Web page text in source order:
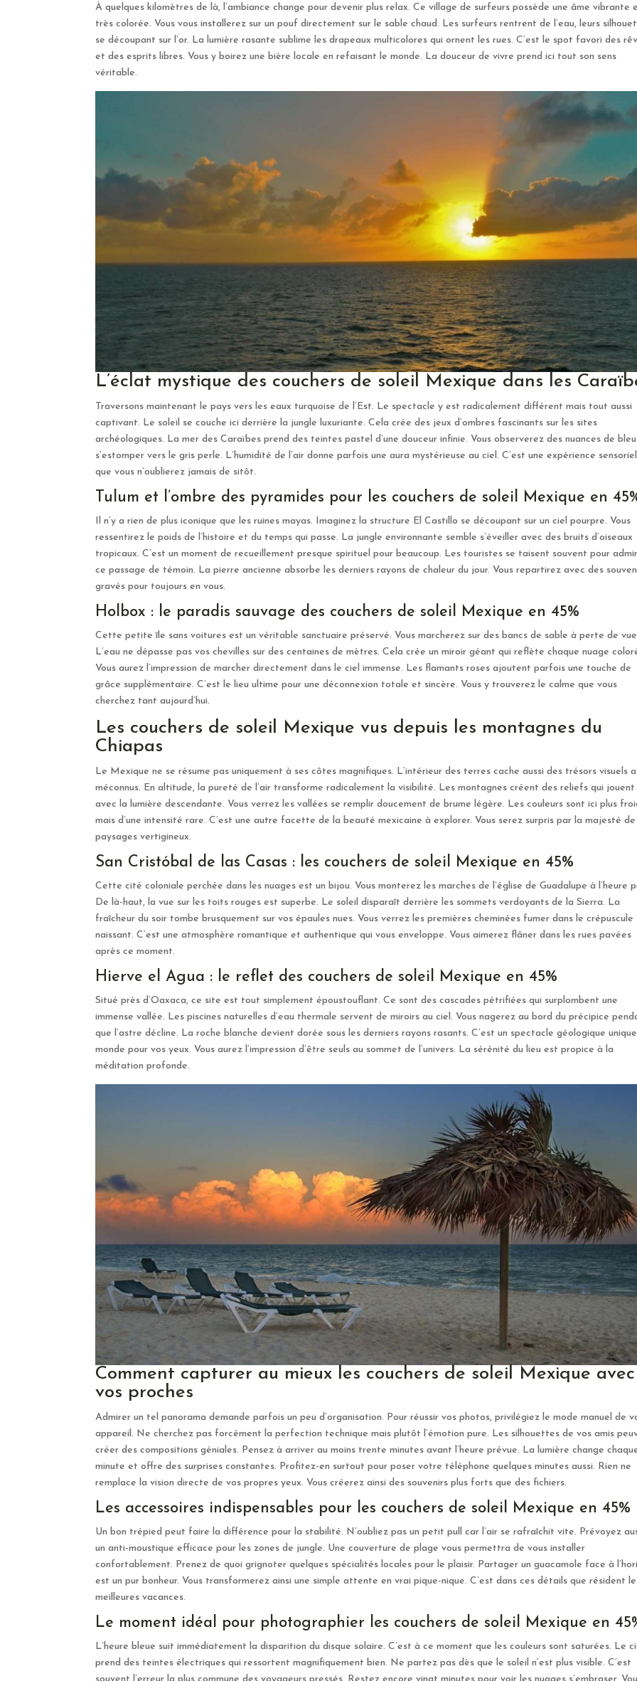
À quelques kilomètres de là, l’ambiance change pour devenir plus relax. Ce village de surfeurs possède une âme vibrante
très colorée. Vous vous installerez sur un pouf directement sur le sable chaud. Les surfeurs rentrent de l’eau, leurs
se découpant sur l’or. La lumière rasante sublime les drapeaux multicolores qui ornent les rues. C’est le spot favori des
et des esprits libres. Vous y boirez une bière locale en refaisant le monde. La douceur de vivre prend ici tout son sens
véritable.
L’éclat mystique des couchers de soleil Mexique dans les
Traversons maintenant le pays vers les eaux turquoise de l’Est. Le spectacle y est radicalement différent mais tout aussi
captivant. Le soleil se couche ici derrière la jungle luxuriante. Cela crée des jeux d’ombres fascinants sur les sites
archéologiques. La mer des Caraïbes prend des teintes pastel d’une douceur infinie. Vous observerez des nuances de bleu
s’estomper vers le gris perle. L’humidité de l’air donne parfois une aura mystérieuse au ciel. C’est une expérience
que vous n’oublierez jamais de sitôt.
Tulum et l’ombre des pyramides pour les couchers de soleil Mexique en
Il n’y a rien de plus iconique que les ruines mayas. Imaginez la structure El Castillo se découpant sur un ciel pourpre. Vous
ressentirez le poids de l’histoire et du temps qui passe. La jungle environnante semble s’éveiller avec des bruits d’oiseaux
tropicaux. C’est un moment de recueillement presque spirituel pour beaucoup. Les touristes se taisent souvent pour
ce passage de témoin. La pierre ancienne absorbe les derniers rayons de chaleur du jour. Vous repartirez avec des
gravés pour toujours en vous.
Holbox : le paradis sauvage des couchers de soleil Mexique en 45%
Cette petite île sans voitures est un véritable sanctuaire préservé. Vous marcherez sur des bancs de sable à perte de
L’eau ne dépasse pas vos chevilles sur des centaines de mètres. Cela crée un miroir géant qui reflète chaque nuage
Vous aurez l’impression de marcher directement dans le ciel immense. Les flamants roses ajoutent parfois une touche de
grâce supplémentaire. C’est le lieu ultime pour une déconnexion totale et sincère. Vous y trouverez le calme que vous
cherchez tant aujourd’hui.
Les couchers de soleil Mexique vus depuis les montagnes du
Chiapas
Le Mexique ne se résume pas uniquement à ses côtes magnifiques. L’intérieur des terres cache aussi des trésors visuels
méconnus. En altitude, la pureté de l’air transforme radicalement la visibilité. Les montagnes créent des reliefs qui jouent
avec la lumière descendante. Vous verrez les vallées se remplir doucement de brume légère. Les couleurs sont ici plus
mais d’une intensité rare. C’est une autre facette de la beauté mexicaine à explorer. Vous serez surpris par la majesté
paysages vertigineux.
San Cristóbal de las Casas : les couchers de soleil Mexique en 45%
Cette cité coloniale perchée dans les nuages est un bijou. Vous monterez les marches de l’église de Guadalupe à l’heure
De là-haut, la vue sur les toits rouges est superbe. Le soleil disparaît derrière les sommets verdoyants de la Sierra. La
fraîcheur du soir tombe brusquement sur vos épaules nues. Vous verrez les premières cheminées fumer dans le crépuscule
naissant. C’est une atmosphère romantique et authentique qui vous enveloppe. Vous aimerez flâner dans les rues pavées
après ce moment.
Hierve el Agua : le reflet des couchers de soleil Mexique en 45%
Situé près d’Oaxaca, ce site est tout simplement époustouflant. Ce sont des cascades pétrifiées qui surplombent une
immense vallée. Les piscines naturelles d’eau thermale servent de miroirs au ciel. Vous nagerez au bord du précipice
que l’astre décline. La roche blanche devient dorée sous les derniers rayons rasants. C’est un spectacle géologique
monde pour vos yeux. Vous aurez l’impression d’être seuls au sommet de l’univers. La sérénité du lieu est propice à la
méditation profonde.
Comment capturer au mieux les couchers de soleil Mexique avec
vos proches
Admirer un tel panorama demande parfois un peu d’organisation. Pour réussir vos photos, privilégiez le mode manuel de
appareil. Ne cherchez pas forcément la perfection technique mais plutôt l’émotion pure. Les silhouettes de vos amis
créer des compositions géniales. Pensez à arriver au moins trente minutes avant l’heure prévue. La lumière change
minute et offre des surprises constantes. Profitez-en surtout pour poser votre téléphone quelques minutes aussi. Rien ne
remplace la vision directe de vos propres yeux. Vous créerez ainsi des souvenirs plus forts que des fichiers.
Les accessoires indispensables pour les couchers de soleil Mexique en 45%
Un bon trépied peut faire la différence pour la stabilité. N’oubliez pas un petit pull car l’air se rafraîchit vite. Prévoyez
un anti-moustique efficace pour les zones de jungle. Une couverture de plage vous permettra de vous installer
confortablement. Prenez de quoi grignoter quelques spécialités locales pour le plaisir. Partager un guacamole face à
est un pur bonheur. Vous transformerez ainsi une simple attente en vrai pique-nique. C’est dans ces détails que résident
meilleures vacances.
Le moment idéal pour photographier les couchers de soleil Mexique en
L’heure bleue suit immédiatement la disparition du disque solaire. C’est à ce moment que les couleurs sont saturées. Le
prend des teintes électriques qui ressortent magnifiquement bien. Ne partez pas dès que le soleil n’est plus visible. C’est